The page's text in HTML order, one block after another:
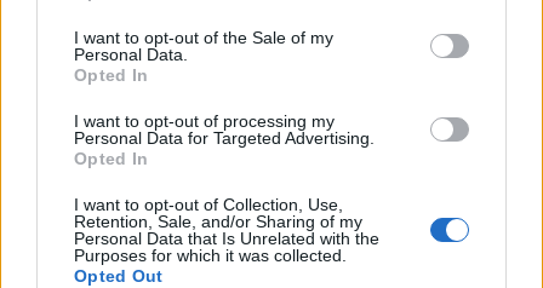
I want to opt-out of the Sale of my
Personal Data.
Opted In
I want to opt-out of processing my
Personal Data for Targeted Advertising.
Opted In
I want to opt-out of Collection, Use,
Retention, Sale, and/or Sharing of my
Personal Data that Is Unrelated with the
Purposes for which it was collected.
Opted Out